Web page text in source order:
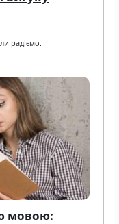
радіємо.
мовою: